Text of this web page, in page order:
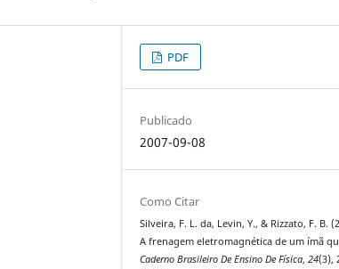
PDF
Publicado
2007-09-08
Como Citar
Silveira, F. L. da, Levin, Y., & Rizzato, F. B.
A frenagem eletromagnética de um ímã
Caderno Brasileiro De Ensino De Física,24(3),